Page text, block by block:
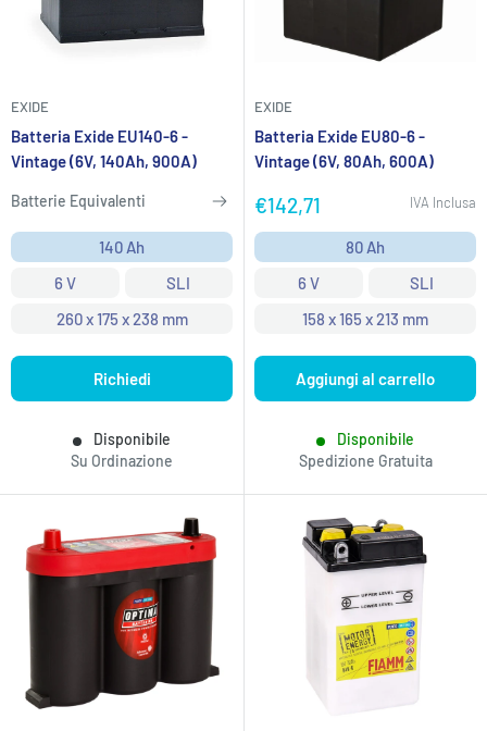
EXIDE
Batteria Exide EU140-6 -
Vintage (6V, 140Ah, 900A)
Batterie Equivalenti
140 Ah
6 V
SLI
260 x 175 x 238 mm
Richiedi
Disponibile
Su Ordinazione
EXIDE
Batteria Exide EU80-6 -
Vintage (6V, 80Ah, 600A)
Prezzo
€142,71 IVA Inclusa
80 Ah
6 V
SLI
158 x 165 x 213 mm
Aggiungi al carrello
Disponibile
Spedizione Gratuita